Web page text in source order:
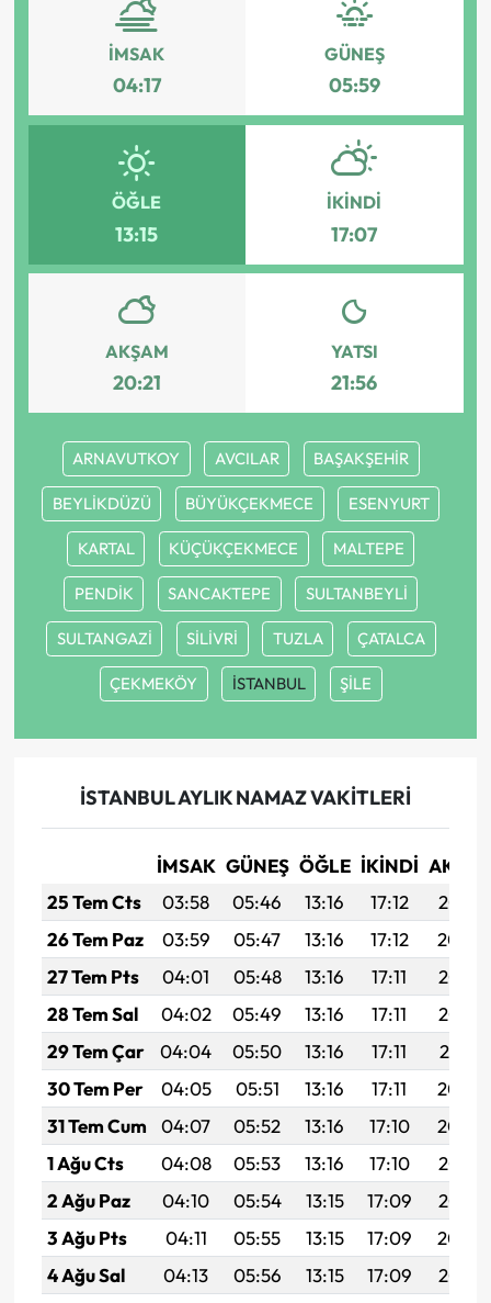
İMSAK
04:17
GÜNEŞ
05:59
ÖĞLE
13:15
İKINDI
17:07
AKŞAM
20:21
YATSI
21:56
ARNAVUTKOY AVCILAR BAŞAKŞEHİR
BEYLİKDÜZÜ BÜYÜKÇEKMECE ESENYURT
KARTAL KÜÇÜKÇEKMECE MALTEPE
PENDİK SANCAKTEPE SULTANBEYLİ
SULTANGAZİ SİLİVRİ TUZLA ÇATALCA
ÇEKMEKÖY İSTANBUL ŞİLE
İSTANBUL AYLIK NAMAZ VAKITLERI
İMSAK GÜNEŞ ÖĞLE İKINDI
25 Tem Cts
03:58 05:46 13:16 17:12
20:35
26 Tem Paz
03:59 05:47 13:16 17:12
20:34
27 Tem Pts
04:01 05:48 13:16 17:11
20:33
28 Tem Sal
04:02 05:49 13:16 17:11
20:32
29 Tem Çar
04:04 05:50 13:16 17:11
20:31
30 Tem Per
04:05 05:51 13:16 17:11
20:30
31 Tem Cum
04:07 05:52 13:16 17:10
20:29
1 Ağu Cts
04:08 05:53 13:16 17:10
20:28
2 Ağu Paz
04:10 05:54 13:15 17:09
20:27
3 Ağu Pts
04:11 05:55 13:15 17:09
20:26
4 Ağu Sal
04:13 05:56 13:15 17:09
20:25